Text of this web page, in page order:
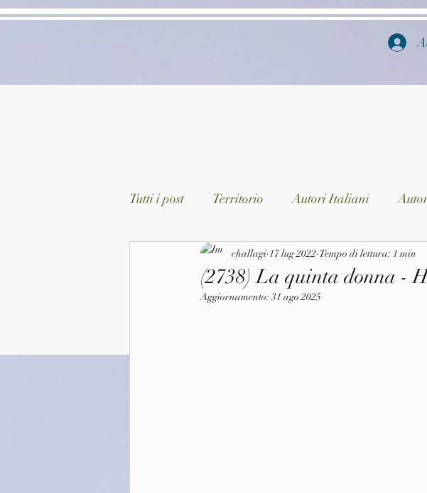
Tutti i post Territorio Autori Italiani
Classici lett. italiana Saggistica Ragazzi
(2738) La quinta donna -
challagi 17 lug 2022 Tempo di lettura: 1 min
Aggiornamento:31 ago 2025